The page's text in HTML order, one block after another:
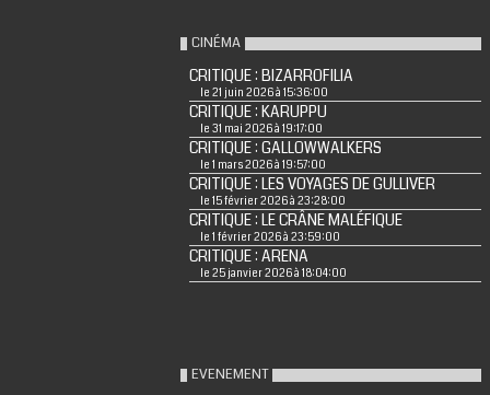
CINÉMA
CRITIQUE : BIZARROFILIA
le 21 juin 2026 à 15:36:00
CRITIQUE : KARUPPU
le 31 mai 2026 à 19:17:00
CRITIQUE : GALLOWWALKERS
le 1 mars 2026 à 19:57:00
CRITIQUE : LES VOYAGES DE GULLIVER
le 15 février 2026 à 23:28:00
CRITIQUE : LE CRÂNE MALÉFIQUE
le 1 février 2026 à 23:59:00
CRITIQUE : ARENA
le 25 janvier 2026 à 18:04:00
EVENEMENT